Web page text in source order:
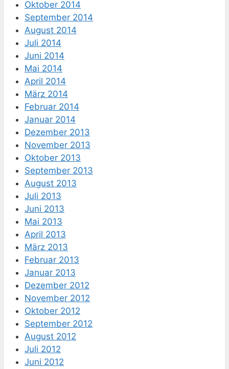
Oktober 2014
September 2014
August 2014
Juli 2014
Juni 2014
Mai 2014
April 2014
März 2014
Februar 2014
Januar 2014
Dezember 2013
November 2013
Oktober 2013
September 2013
August 2013
Juli 2013
Juni 2013
Mai 2013
April 2013
März 2013
Februar 2013
Januar 2013
Dezember 2012
November 2012
Oktober 2012
September 2012
August 2012
Juli 2012
Juni 2012